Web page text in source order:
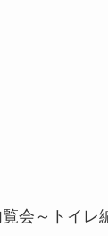
会～トイレ